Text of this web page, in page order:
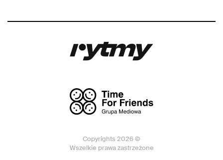
Copyrights 2026 ©
Wszelkie prawa zastrzeżone